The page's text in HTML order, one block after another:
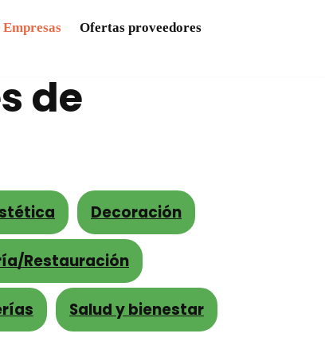
Ofertas proveedores
de
Decoración
Restauración
Salud y bienestar